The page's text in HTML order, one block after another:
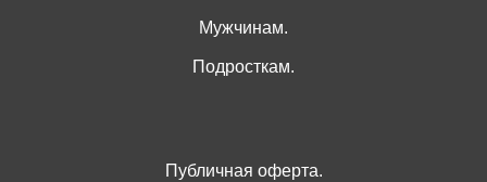
Мужчинам.
Подросткам.
Публичная оферта.